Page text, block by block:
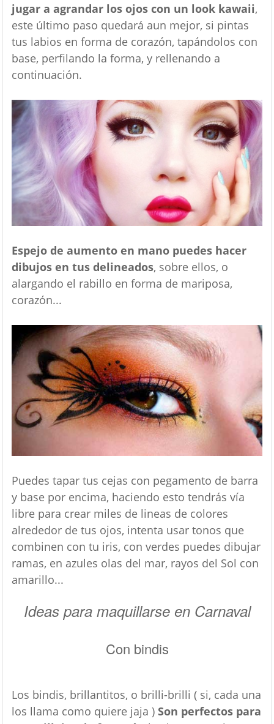
jugar a agrandar los ojos con un look kawaii,
este último paso quedará aun mejor, si pintas
tus labios en forma de corazón, tapándolos con
base, perfilando la forma, y rellenando a
continuación.
Espejo de aumento en mano puedes hacer
dibujos en tus delineados, sobre ellos, o
alargando el rabillo en forma de mariposa,
corazón...
Puedes tapar tus cejas con pegamento de barra
y base por encima, haciendo esto tendrás vía
libre para crear miles de lineas de colores
alrededor de tus ojos, intenta usar tonos que
combinen con tu iris, con verdes puedes dibujar
ramas, en azules olas del mar, rayos del Sol con
amarillo...
Ideas para maquillarse en Carnaval
Con bindis
Los bindis, brillantitos, o brilli-brilli ( si, cada una
los llama como quiere jaja ) Son perfectos para